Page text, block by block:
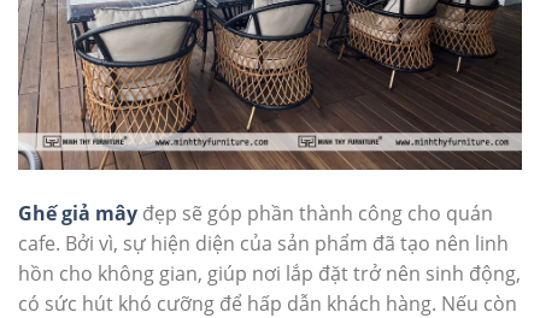
Ghế giả mây đẹp sẽ góp phần thành công cho quán
cafe. Bởi vì, sự hiện diện của sản phẩm đã tạo nên linh
hồn cho không gian, giúp nơi lắp đặt trở nên sinh động,
có sức hút khó cưỡng để hấp dẫn khách hàng. Nếu còn